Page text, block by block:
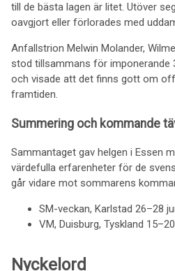
till de bästa lagen är litet. Utöver
oavgjort eller förlorades med
Anfallstrion Melwin Molander,
stod tillsammans för imponerande
och visade att det finns gott om
framtiden.
Summering och kommande
Sammantaget gav helgen i Essen
värdefulla erfarenheter för de
går vidare mot sommarens
SM-veckan, Karlstad 26–28
VM, Duisburg, Tyskland
Nyckelord